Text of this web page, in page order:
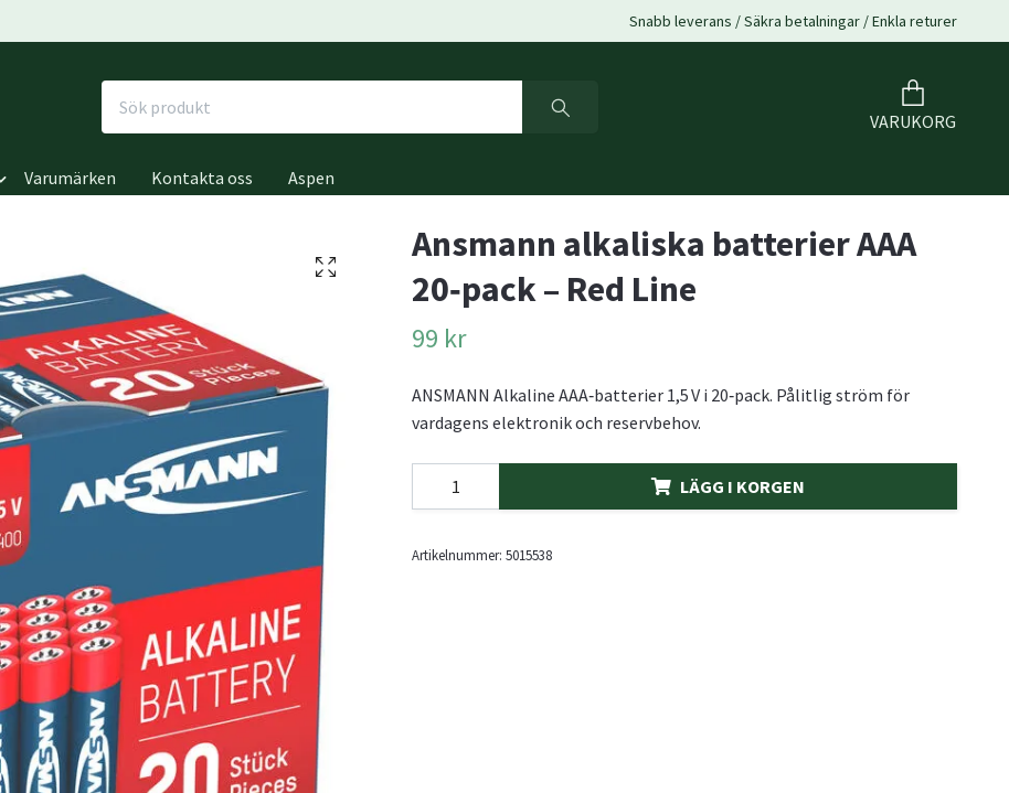
Snabb leverans / Säkra betalningar / Enkla returer
VARUKORG
Varumärken Kontakta oss Aspen
Ansmann alkaliska batterier AAA
20‑pack – Red Line
99 kr
ANSMANN Alkaline AAA‑batterier 1,5 V i 20‑pack. Pålitlig ström för
vardagens elektronik och reservbehov.
LÄGG I KORGEN
Artikelnummer: 5015538